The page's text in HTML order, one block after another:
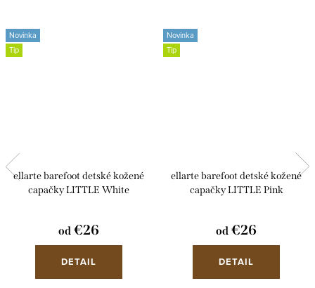
Novinka
Tip
ellarte barefoot detské kožené
capačky LITTLE White
od €26
DETAIL
Novinka
Tip
ellarte barefoot detské kožené
capačky LITTLE Pink
od €26
DETAIL